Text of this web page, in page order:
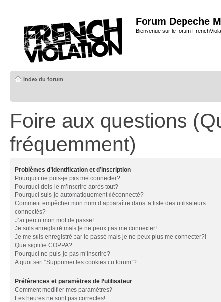
Forum Depeche
Bienvenue sur le forum
Index du forum
Foire aux questions
fréquemment)
Problèmes d’identification et d’inscription
Pourquoi ne puis-je pas me connecter?
Pourquoi dois-je m’inscrire après tout?
Pourquoi suis-je automatiquement déconnecté?
Comment empêcher mon nom d’apparaître dans la liste des utilisateurs
connectés?
J’ai perdu mon mot de passe!
Je suis enregistré mais je ne peux pas me connecter!
Je me suis enregistré par le passé mais je ne peux plus me connecter?!
Que signifie COPPA?
Pourquoi ne puis-je pas m’inscrire?
A quoi sert “Supprimer les cookies du forum”?
Préférences et paramètres de l’utilisateur
Comment modifier mes paramètres?
Les heures ne sont pas correctes!